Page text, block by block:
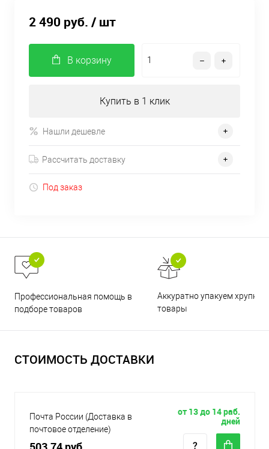
2 490 руб. / шт
В корзину
Купить в 1 клик
Нашли дешевле
Рассчитать доставку
Под заказ
Профессиональная помощь в
подборе товаров
Аккуратно упакуем хрупкие
товары
СТОИМОСТЬ ДОСТАВКИ
Почта России (Доставка в
почтовое отделение)
от 13 до 14 раб.
дней